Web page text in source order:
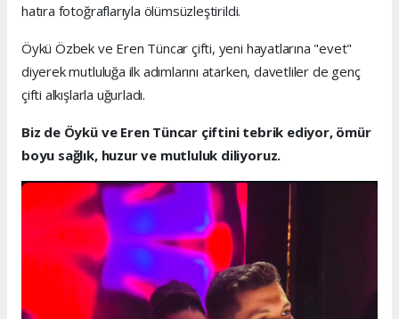
hatıra fotoğraflarıyla ölümsüzleştirildi.
Öykü Özbek ve Eren Tüncar çifti, yeni hayatlarına "evet"
diyerek mutluluğa ilk adımlarını atarken, davetliler de genç
çifti alkışlarla uğurladı.
Biz de Öykü ve Eren Tüncar çiftini tebrik ediyor, ömür
boyu sağlık, huzur ve mutluluk diliyoruz.